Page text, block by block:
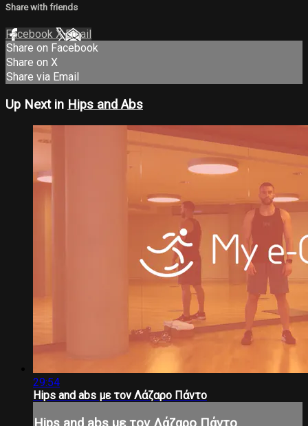
Share with friends
Facebook XEmail
Share on Facebook
Share on X
Share via Email
Up Next in Hips and Abs
29:54
Hips and abs με τον Λάζαρο Πάντο